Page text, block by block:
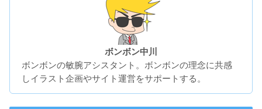
ボンボン中川
ボンボンの敏腕アシスタント。ボンボンの理念に共感
しイラスト企画やサイト運営をサポートする。